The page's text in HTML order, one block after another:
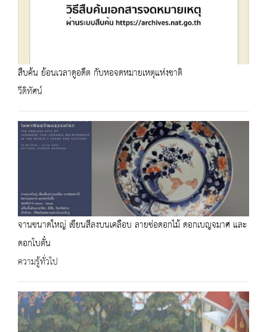
สืบค้น ย้อนเวลาดูอดีต กับหอจดหมายเหตุแห่งชาติ
วีดิทัศน์
จานขนาดใหญ่ เขียนสีลงบนเคลือบ ลายช่อดอกไม้ ดอกเบญจมาศ และ
ดอกโบตั๋น
ความรู้ทั่วไป